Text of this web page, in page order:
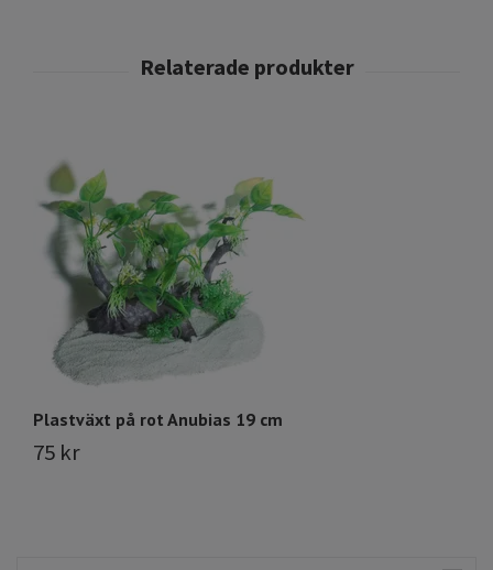
Plastväxt på rot Anubias 19 cm
75 kr